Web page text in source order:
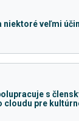
niektoré veľmi
s
cloudu pre